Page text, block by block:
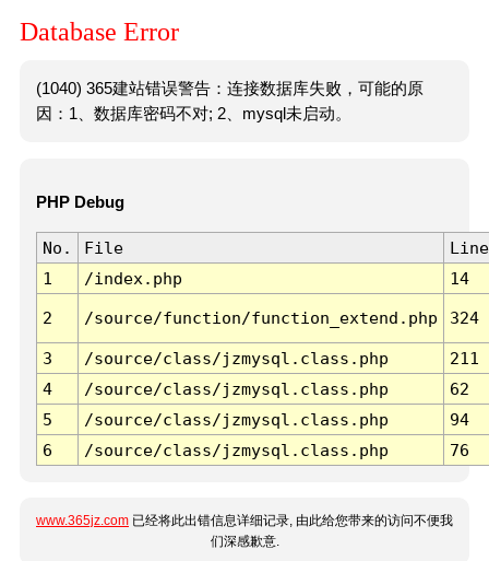
Database Error
(1040) 365建站错误警告：连接数据库失败，可能的原
因：1、数据库密码不对; 2、mysql未启动。
PHP Debug
No. File
Line
1
/index.php 14
2 /source/function/function_extend.php 324
3 /source/class/jzmysql.class.php
211
4
/source/class/jzmysql.class.php
62
5
/source/class/jzmysql.class.php
94
6
/source/class/jzmysql.class.php 76
www.365jz.com 已经将此出错信息详细记录, 由此给您带来的访问不便我
们深感歉意.